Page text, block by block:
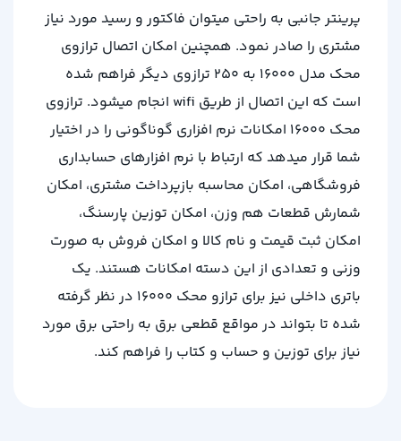
پرینتر جانبی به راحتی میتوان فاکتور و رسید مورد نیاز
مشتری را صادر نمود. همچنین امکان اتصال ترازوی
محک مدل 16000 به 250 ترازوی دیگر فراهم شده
است که این اتصال از طریق wifi انجام میشود. ترازوی
محک 16000 امکانات نرم افزاری گوناگونی را در اختیار
شما قرار میدهد که ارتباط با نرم افزارهای حسابداری
فروشگاهی، امکان محاسبه بازپرداخت مشتری، امکان
شمارش قطعات هم وزن، امکان توزین پارسنگ،
امکان ثبت قیمت و نام کالا و امکان فروش به صورت
وزنی و تعدادی از این دسته امکانات هستند. یک
باتری داخلی نیز برای ترازو محک 16000 در نظر گرفته
شده تا بتواند در مواقع قطعی برق به راحتی برق مورد
نیاز برای توزین و حساب و کتاب را فراهم کند.